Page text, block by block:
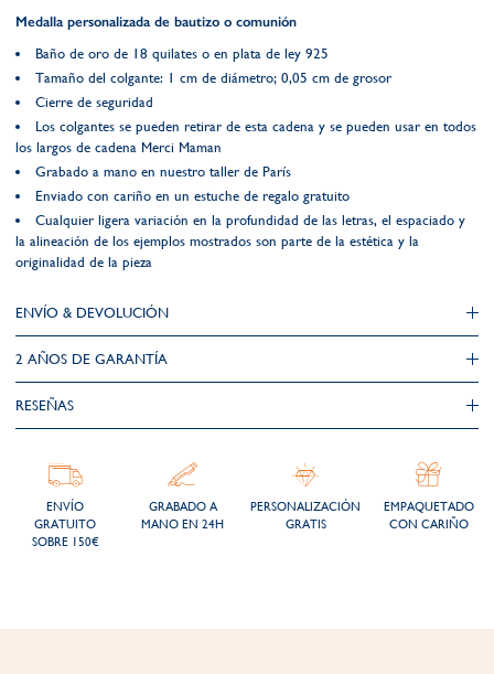
Medalla personalizada de bautizo o comunión
Baño de oro de 18 quilates o en plata de ley 925
Tamaño del colgante: 1 cm de diámetro; 0,05 cm de grosor
Cierre de seguridad
Los colgantes se pueden retirar de esta cadena y se pueden usar en todos
los largos de cadena Merci Maman
Grabado a mano en nuestro taller de París
Enviado con cariño en un estuche de regalo gratuito
Cualquier ligera variación en la profundidad de las letras, el espaciado y
la alineación de los ejemplos mostrados son parte de la estética y la
originalidad de la pieza
ENVÍO & DEVOLUCIÓN
2 AÑOS DE GARANTÍA​
RESEÑAS
ENVÍO
GRATUITO
SOBRE 150€
GRABADO A
MANO EN 24H
PERSONALIZACIÓN
GRATIS
EMPAQUETADO
CON CARIÑO